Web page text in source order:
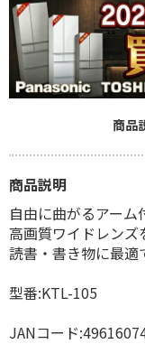
商品
商品説明
自由に曲がるアーム
高画質ワイドレンズ
読書・書き物に最適
型番:KTL-105
JANコード